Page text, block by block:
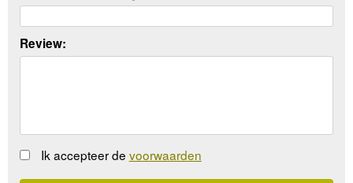
Review:
Ik accepteer de voorwaarden